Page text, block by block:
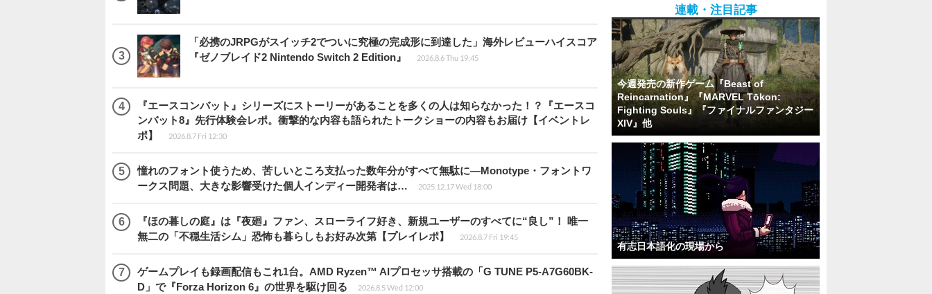
「必携のJRPGがスイッチ2でついに究極の完成形に到達した」海外レビューハイスコア
『ゼノブレイド2 Nintendo Switch 2 Edition』
2026.8.6 Thu 19:45
『エースコンバット』シリーズにストーリーがあることを多くの人は知らなかった！？『エースコ
ンバット8』先行体験会レポ。衝撃的な内容も語られたトークショーの内容もお届け【イベントレ
ポ】
2026.8.7 Fri 12:30
憧れのフォント使うため、苦しいところ支払った数年分がすべて無駄に―Monotype・フォントワ
ークス問題、大きな影響受けた個人インディー開発者は…
2025.12.17 Wed 18:00
『ほの暮しの庭』は『夜廻』ファン、スローライフ好き、新規ユーザーのすべてに“良し”！ 唯一
無二の「不穏生活シム」恐怖も暮らしもお好み次第【プレイレポ】
2026.8.7 Fri 19:45
ゲームプレイも録画配信もこれ1台。AMD Ryzen™ AIプロセッサ搭載の「G TUNE P5-A7G60BK-
D」で『Forza Horizon 6』の世界を駆け回る
2026.8.5 Wed 12:00
連載・注目記事
今週発売の新作ゲーム『Beast of
Reincarnation』『MARVEL Tōkon:
Fighting Souls』『ファイナルファンタジー
XIV』他
有志日本語化の現場から